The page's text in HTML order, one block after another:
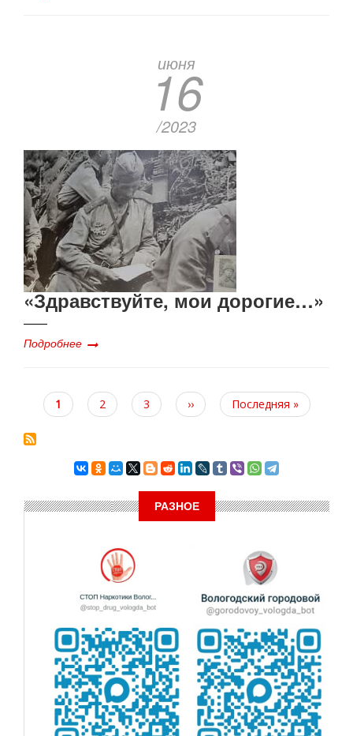
июня
16
/2023
«Здравствуйте, мои дорогие…»
Подробнее
Текущая
страница
1 Page
2 Page
3
Следующая
страница
››
Последняя
страница
Последняя »
РАЗНОЕ